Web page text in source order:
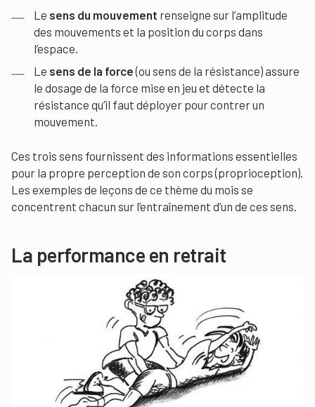
Le sens du mouvement renseigne sur l’amplitude
des mouvements et la position du corps dans
l’espace.
Le sens de la force(ou sens de la résistance) assure
le dosage de la force mise en jeu et détecte la
résistance qu’il faut déployer pour contrer un
mouvement.
Ces trois sens fournissent des informations essentielles
pour la propre perception de son corps (proprioception).
Les exemples de leçons de ce thème du mois se
concentrent chacun sur l’entraînement d’un de ces sens.
La performance en retrait